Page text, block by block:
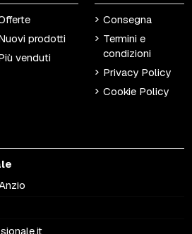
prodotti
venduti
Consegna
Termini e
condizioni
Privacy Policy
Cookie Policy